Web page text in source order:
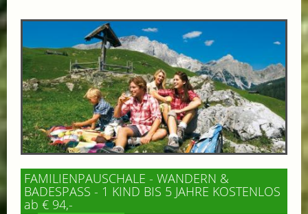
FAMILIENPAUSCHALE - WANDERN &
BADESPASS - 1 KIND BIS 5 JAHRE KOSTENLOS
ab € 94,-